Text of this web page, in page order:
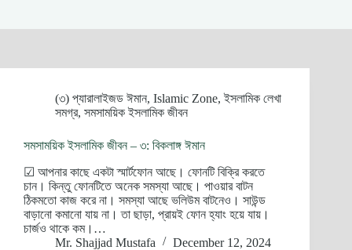
(৩) প্যারালাইজড ঈমান, Islamic Zone,ইসলামিক লেখা
সমগ্র, সমসাময়িক ইসলামিক জীবন
সমসাময়িক ইসলামিক জীবন – ৩: বিকলাঙ্গ ঈমান
☑ আপনার কাছে একটা স্মার্টফোন আছে। ফোনটি বিক্রি করতে
চান। কিন্তু ফোনটিতে অনেক সমস্যা আছে। পাওয়ার বাটন
ঠিকমতো কাজ করে না। সমস্যা আছে ভলিউম বাটনেও। সাউন্ড
বাড়ানো কমানো যায় না। তা ছাড়া, প্রায়ই ফোন হ্যাং হয়ে যায়।
চার্জও থাকে কম।…
Mr. Shajjad Mustafa
December 12, 2024